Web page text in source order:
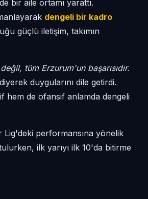
bir aile ortamı yarattı.
dengeli bir kadro
güçlü iletişim, takımın
tüm Erzurum'un başarısıdır.
duygularını dile getirdi.
hem de ofansif anlamda dengeli
performansına yönelik
ilk yarıyı ilk 10'da bitirme